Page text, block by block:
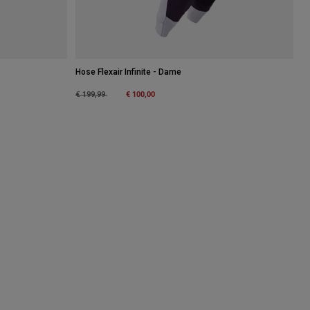
Hose Flexair Infinite - Dame
Price reduced from
€ 199,99to € 100,00